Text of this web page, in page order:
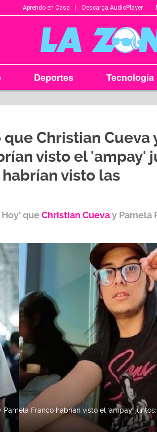
Aprendo en Casa Descarga AudioPlayer
Deportes Tecnología
Christian Cueva
visto el 'ampay'
visto las
queChristian Cuevay Pamela
Pamela Franco habrían visto el 'ampay'
LA ZONA EN TU CIUDAD
Arequipa
95.9